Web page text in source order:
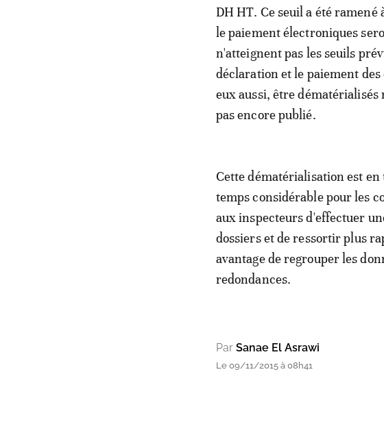
DH HT. Ce seuil a été
le paiement électroniques
n'atteignent pas les seuils
déclaration et le paiement
eux aussi, être
pas encore publié.
Cette dématérialisation est en
temps considérable pour les
aux inspecteurs d'effectuer
dossiers et de ressortir plus
avantage de regrouper les
redondances.
Par Sanae El Asrawi
Le 09/11/2015 à 08h41